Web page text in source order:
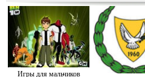
Игры для мальчиков